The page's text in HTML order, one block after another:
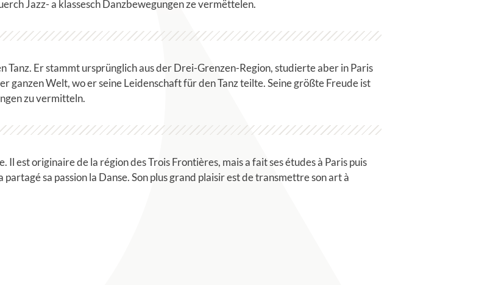
Jazz- a klassesch Danzbewegungen ze vermëttelen.
Tanz. Er stammt ursprünglich aus der Drei-Grenzen-Region, studierte aber in Paris
ganzen Welt, wo er seine Leidenschaft für den Tanz teilte. Seine größte Freude ist
zu vermitteln.
Il est originaire de la région des Trois Frontières, mais a fait ses études à Paris puis
sa passion la Danse. Son plus grand plaisir est de transmettre son art à